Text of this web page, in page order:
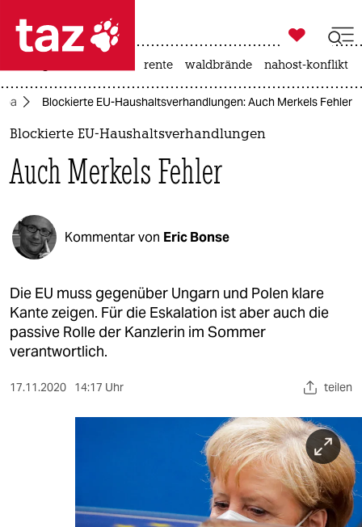
 taz zahl ich
taz zahl ich
politik
öko
gesellschaft
kultur
sport

taz zahl ich
rente waldbrände nahost-konflikt
Blockierte EU-Haushaltsverhandlungen: Auch Merkels Fehler
Blockierte EU-Haushaltsverhandlungen
Auch Merkels Fehler
Kommentar von Eric Bonse
Die EU muss gegenüber Ungarn und Polen klare
Kante zeigen. Für die Eskalation ist aber auch die
passive Rolle der Kanzlerin im Sommer
verantwortlich.
17.11.2020 14:17 Uhr teilen